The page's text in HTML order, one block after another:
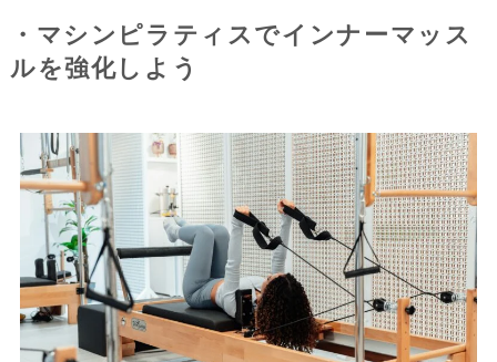
・マシンピラティスでインナーマッス
ルを強化しよう